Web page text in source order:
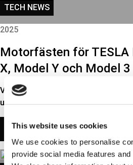
This website uses cookies
We use cookies to personalise
provide social media features
TECH NEWS
2025
Motorfästen för TESLA
X, Model Y och Model 3
Vårt omfattande sortiment av
utökats med 8 referenser i
LÄS MER